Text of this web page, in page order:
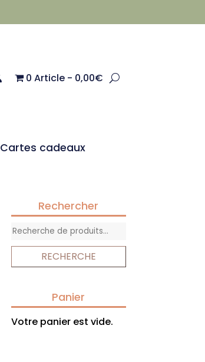
0 Article 0,00€
Cartes cadeaux
Rechercher
Recherche
pour :
RECHERCHE
Panier
Votre panier est vide.